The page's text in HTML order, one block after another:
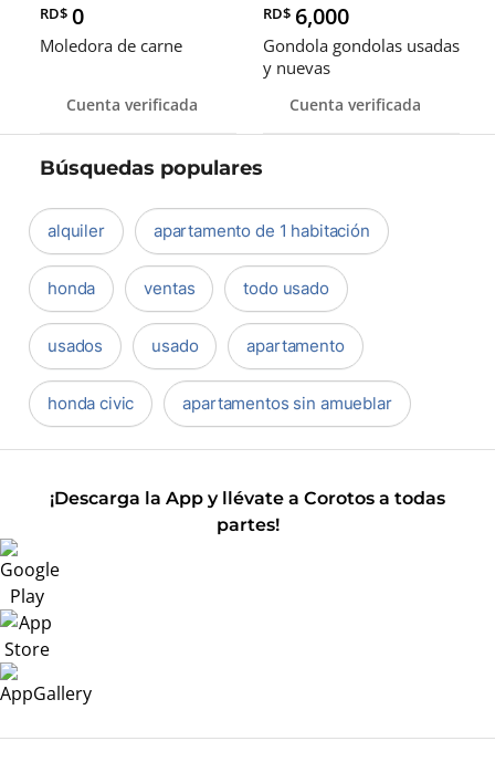
RD$ 0
Moledora de carne
Cuenta verificada
RD$ 6,000
Gondola gondolas usadas
y nuevas
Cuenta verificada
Búsquedas populares
alquiler apartamento de 1 habitación
honda ventas todo usado
usados usado apartamento
honda civic apartamentos sin amueblar
¡Descarga la App y llévate a Corotos a todas
partes!